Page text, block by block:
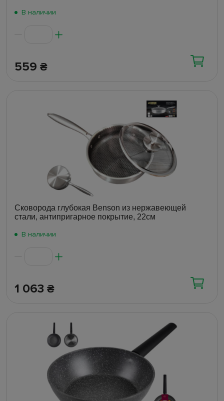
В наличии
559 ₴
Сковорода глубокая Benson из нержавеющей
стали, антипригарное покрытие, 22см
В наличии
1 063 ₴